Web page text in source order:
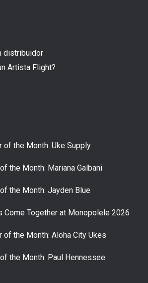
distribuidor
Artista Flight?
of the Month: Uke Supply
the Month: Mariana Galbani
the Month: Jayden Blue
Come Together at Monopolele 2026
of the Month: Aloha City Ukes
the Month: Paul Hennessee